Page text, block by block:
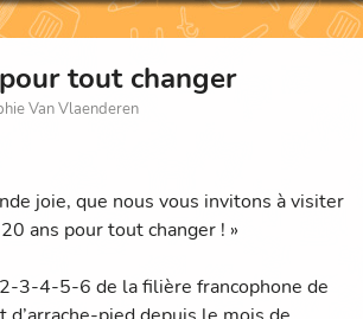
tout changer
Van Vlaenderen
joie, que nous vous invitons à visiter
ans pour tout changer ! »
3-4-5-6 de la filière francophone de